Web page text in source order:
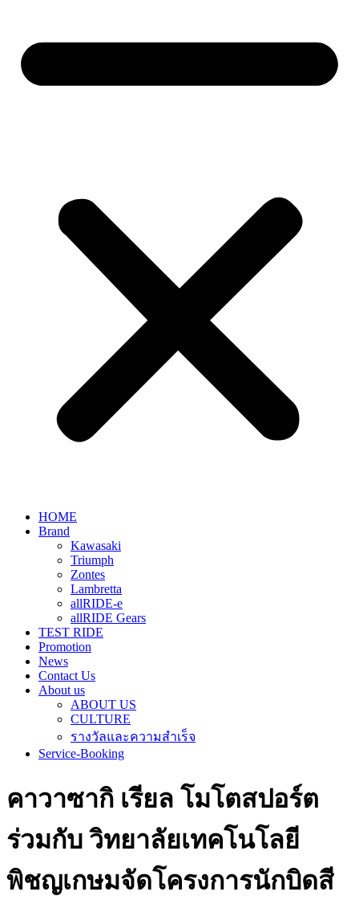
HOME
Brand
Kawasaki
Triumph
Zontes
Lambretta
allRIDE-e
allRIDE Gears
TEST RIDE
Promotion
News
Contact Us
About us
ABOUT US
CULTURE
รางวัลและความสำเร็จ
Service-Booking
คาวาซากิ เรียล โมโตสปอร์ต
ร่วมกับ วิทยาลัยเทคโนโลยี
พิชญเกษมจัดโครงการนักบิดสี